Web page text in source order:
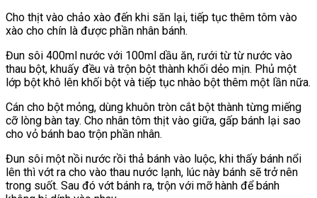
Cho thịt vào chảo xào đến khi săn lại, tiếp tục thêm tôm vào
xào cho chín là được phần nhân bánh.
Đun sôi 400ml nước với 100ml dầu ăn, rưới từ từ nước vào
thau bột, khuấy đều và trộn bột thành khối dẻo mịn. Phủ một
lớp bột khô lên khối bột và tiếp tục nhào bột thêm một lần nữa.
Cán cho bột mỏng, dùng khuôn tròn cắt bột thành từng miếng
cỡ lòng bàn tay. Cho nhân tôm thịt vào giữa, gấp bánh lại sao
cho vỏ bánh bao trộn phần nhân.
Đun sôi một nồi nước rồi thả bánh vào luộc, khi thấy bánh nổi
lên thì vớt ra cho vào thau nước lạnh, lúc này bánh sẽ trở nên
trong suốt. Sau đó vớt bánh ra, trộn với mỡ hành để bánh